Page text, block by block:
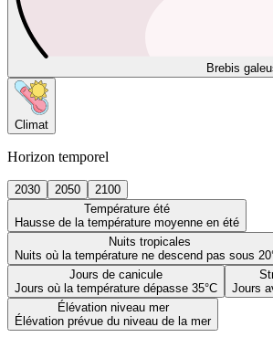
Brebis
Climat
Horizon temporel
2030 2050
2100
Température été
Hausse de la température moyenne en été
Nuits tropicales
Nuits où la température ne descend pas sous
Jours de canicule
Jours où la température dépasse 35°C
Jours
Élévation niveau mer
Élévation prévue du niveau de la mer